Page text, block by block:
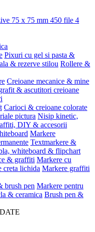
75 x 75 mm 450 file 4
Pixuri cu gel si pasta &
& rezerve stilou Rollere &
Creioane mecanice & mine
& ascutitori creioane
Carioci & creioane colorate
pictura Nisip kinetic,
DIY & accesorii
Markere
Textmarkere &
whiteboard & flipchart
& graffiti Markere cu
creta lichida Markere graffiti
brush pen Markere pentru
& ceramica Brush pen &